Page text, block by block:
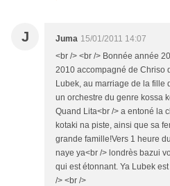
J Juma 15/01/2011 14:07
<br /> <br /> Bonnée année
2010 accompagné de Chriso
Lubek, au marriage de la fille
un orchestre du genre kossa
Quand Lita<br /> a entoné la
kotaki na piste, ainsi que sa
grande famille!Vers 1 heure
naye ya<br /> londrès bazui
qui est étonnant. Ya Lubek
/> <br />